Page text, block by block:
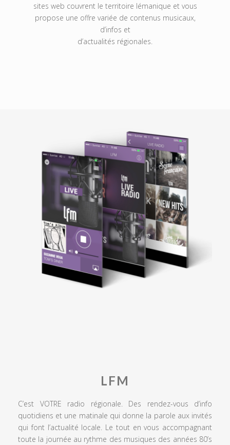
sites web couvrent le territoire lémanique et vous
propose une offre variée de contenus musicaux,
d’infos et
d’actualités régionales.
LFM
C’est VOTRE radio régionale. Des rendez-vous d’info
quotidiens et une matinale qui donne la parole aux invités
qui font l’actualité locale. Le tout en vous accompagnant
toute la journée au rythme des musiques des années 80’s